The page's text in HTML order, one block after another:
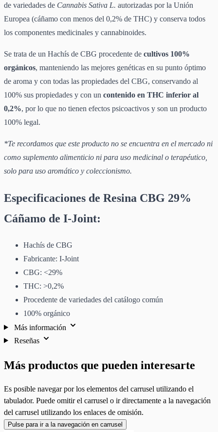
de variedades de Cannabis Sativa L. autorizadas por la Unión
Europea (cáñamo con menos del 0,2% de THC) y conserva todos
los componentes medicinales y cannabinoides.
Se trata de un Hachís de CBG procedente de cultivos 100%
orgánicos, manteniendo las mejores genéticas en su punto óptimo
de aroma y con todas las propiedades del CBG, conservando al
100% sus propiedades y con un contenido en THC inferior al
0,2%, por lo que no tienen efectos psicoactivos y son un producto
100% legal.
*Te recordamos que este producto no se encuentra en el mercado ni
como suplemento alimenticio ni para uso medicinal o terapéutico,
solo para uso aromático y coleccionismo.
Especificaciones de Resina CBG 29%
Cáñamo de I-Joint:
Hachís de CBG
Fabricante: I-Joint
CBG: <29%
THC: >0,2%
Procedente de variedades del catálogo común
100% orgánico
Más información
Reseñas
Más productos que pueden interesarte
Es posible navegar por los elementos del carrusel utilizando el
tabulador. Puede omitir el carrusel o ir directamente a la navegación
del carrusel utilizando los enlaces de omisión.
Pulse para ir a la navegación en carrusel